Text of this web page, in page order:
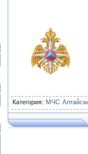
Категория: МЧС